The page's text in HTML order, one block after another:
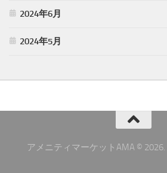
2024年6月
2024年5月
アメニティマーケットAMA © 2026.